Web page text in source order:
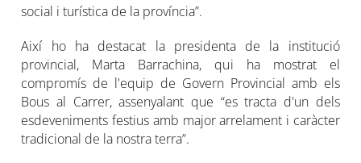
social i turística de la província”.
Així ho ha destacat la presidenta de la institució
provincial, Marta Barrachina, qui ha mostrat el
compromís de l'equip de Govern Provincial amb els
Bous al Carrer, assenyalant que “es tracta d'un dels
esdeveniments festius amb major arrelament i caràcter
tradicional de la nostra terra”.